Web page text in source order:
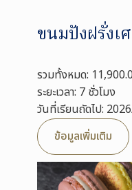
ขนมปังฝรั่งเ
รวมทั้งหมด:
ระยะเวลา: 7 ชั่วโมง
วันที่เรียนถัดไป:
ข้อมูลเพิ่มเติม